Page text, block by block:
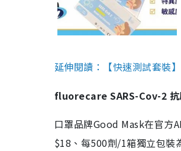
延伸閱讀：【快速測試套裝
fluorecare SARS-Cov-2 抗
口罩品牌Good Mask在官方
$18、每500劑/1箱獨立包裝